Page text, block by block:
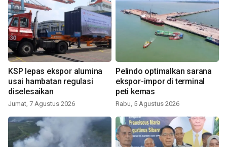
KSP lepas ekspor alumina
usai hambatan regulasi
diselesaikan
Jumat, 7 Agustus 2026
Pelindo optimalkan sarana
ekspor-impor di terminal
peti kemas
Rabu, 5 Agustus 2026